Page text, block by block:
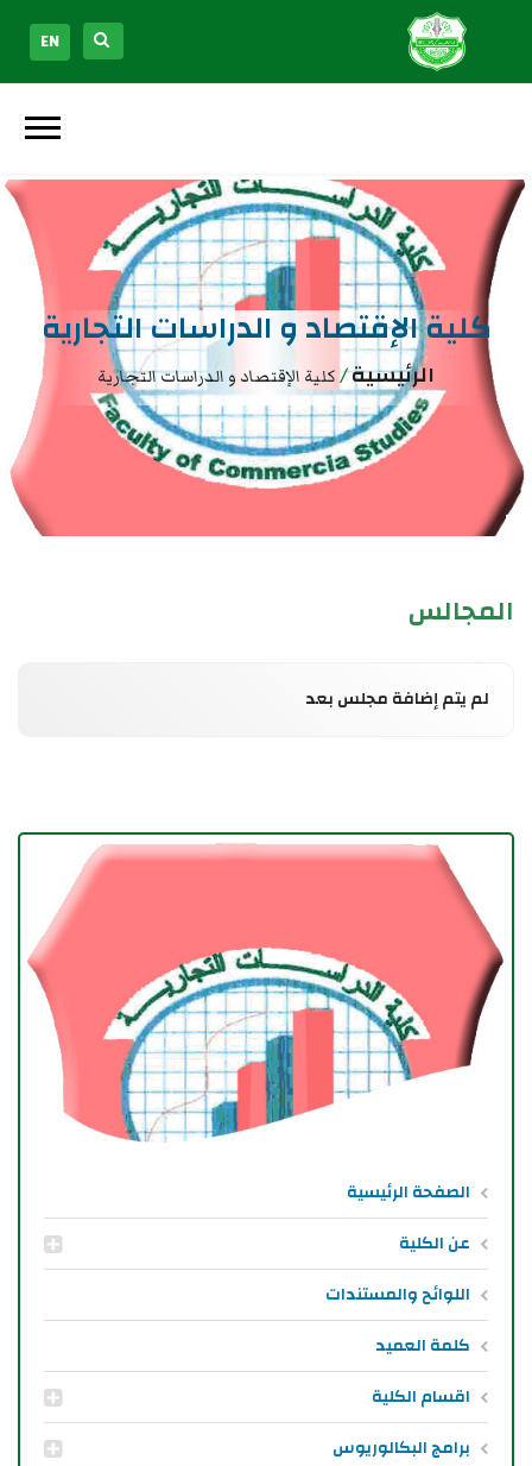
EN
كلية الإقتصاد و الدراسات التجارية
الرئيسية/كلية الإقتصاد و الدراسات التجارية
الصفحة الرئيسية
عن الكلية
اللوائح والمستندات
كلمة العميد
اقسام الكلية
برامج البكالوريوس
المجالس
لم يتم إضافة مجلس بعد